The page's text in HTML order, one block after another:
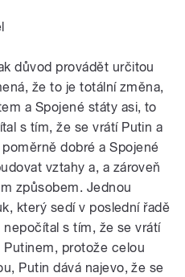
důvod provádět určitou
že to je totální změna,
a Spojené státy asi, to
s tím, že se vrátí Putin a
dobré a Spojené
vztahy a, a zároveň
způsobem. Jednou
který sedí v poslední řadě
s tím, že se vrátí
protože celou
Putin dává najevo, že se